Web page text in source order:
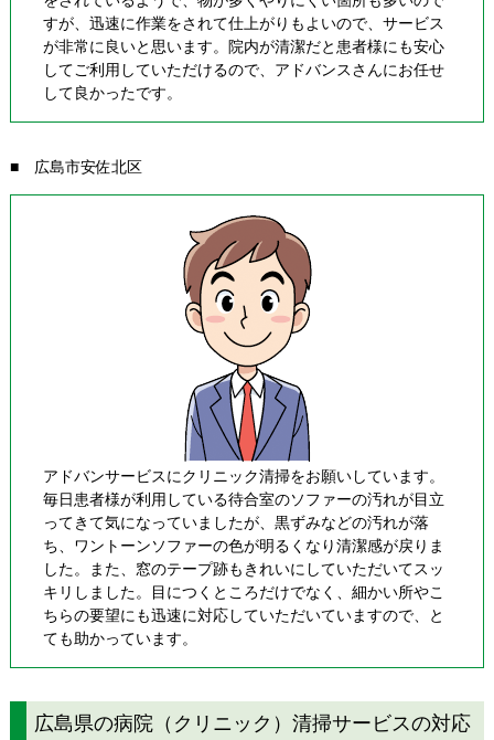
すが、迅速に作業をされて仕上がりもよいので、サービス
が非常に良いと思います。院内が清潔だと患者様にも安心
してご利用していただけるので、アドバンスさんにお任せ
して良かったです。
■ 広島市安佐北区
アドバンサービスにクリニック清掃をお願いしています。
毎日患者様が利用している待合室のソファーの汚れが目立
ってきて気になっていましたが、黒ずみなどの汚れが落
ち、ワントーンソファーの色が明るくなり清潔感が戻りま
した。また、窓のテープ跡もきれいにしていただいてスッ
キリしました。目につくところだけでなく、細かい所やこ
ちらの要望にも迅速に対応していただいていますので、と
ても助かっています。
広島県の病院（クリニック）清掃サービスの対応